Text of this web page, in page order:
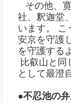
その他、
社、釈迦堂
います。 こ
安京を守護
を守護する
比叡山と同
として最澄
●不忍池の